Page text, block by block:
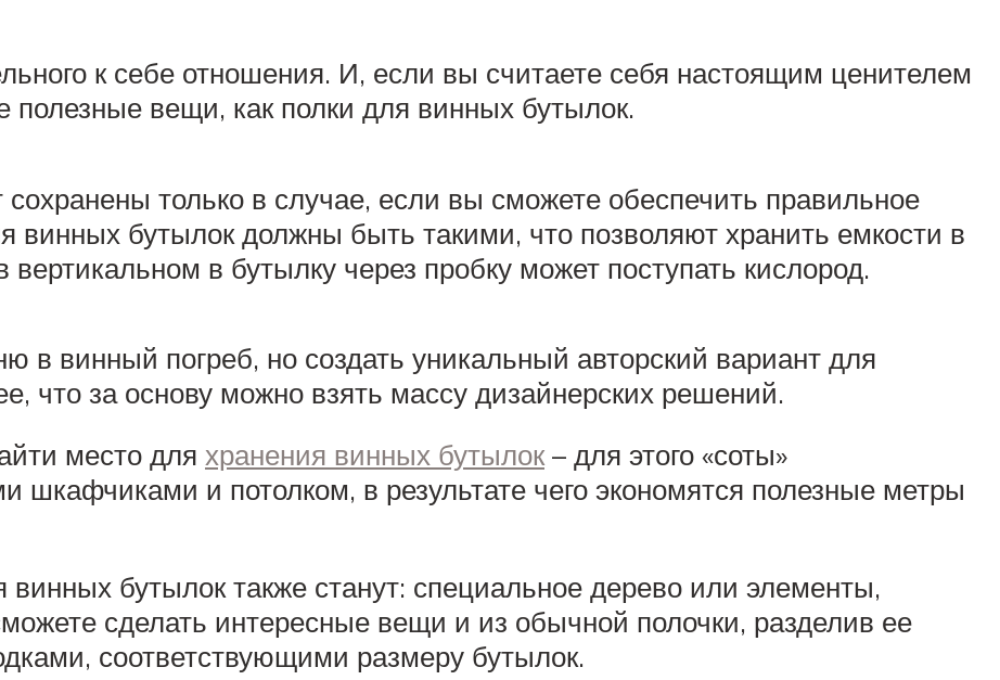
к себе отношения. И, если вы считаете себя настоящим ценителем
полезные вещи, как полки для винных бутылок.
сохранены только в случае, если вы сможете обеспечить правильное
винных бутылок должны быть такими, что позволяют хранить емкости в
в бутылку через пробку может поступать кислород.
в винный погреб, но создать уникальный авторский вариант для
что за основу можно взять массу дизайнерских решений.
место для хранения винных бутылок – для этого «соты»
шкафчиками и потолком, в результате чего экономятся полезные метры
бутылок также станут: специальное дерево или элементы,
сделать интересные вещи и из обычной полочки, разделив ее
соответствующими размеру бутылок.